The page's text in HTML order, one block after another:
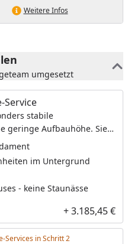
Weitere Infos
umgesetzt
stabile
geringe Aufbauhöhe. Sie
Stufe und gleichzeitig
Pads und
im Untergrund
- keine Staunässe
+ 3.185,45 €
Services in Schritt